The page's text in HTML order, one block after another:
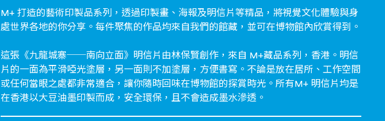
M+ 打造的藝術印製品系列，透過印製畫、海報及明信片等精品，將視覺文化體驗與身
處世界各地的你分享。每件聚焦的作品均來自我們的館藏，並可在博物館內欣賞得到。
這張《九龍城寨──南向立面》明信片由林保賢創作，來自 M+藏品系列，香港。明信
片的一面為平滑啞光塗層，另一面則不加塗層，方便書寫。不論是放在居所、工作空間
或任何當眼之處都非常適合，讓你隨時回味在博物館的探賞時光。所有M+ 明信片均是
在香港以大豆油墨印製而成，安全環保，且不會造成墨水滲透。